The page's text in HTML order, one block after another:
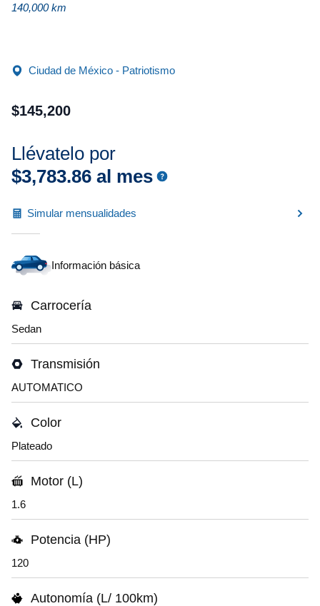
140,000 km
Ciudad de México - Patriotismo
$145,200
Llévatelo por
$3,783.86 al mes
Simular mensualidades
Información básica
Carrocería
Sedan
Transmisión
AUTOMATICO
Color
Plateado
Motor (L)
1.6
Potencia (HP)
120
Autonomía (L/ 100km)